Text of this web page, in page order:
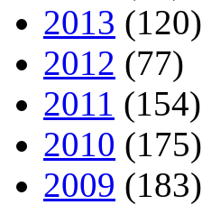
2013 (120)
2012 (77)
2011 (154)
2010 (175)
2009 (183)